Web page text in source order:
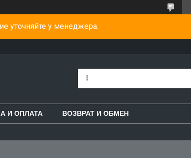
уточняйте у менеджера.
И ОПЛАТА ВОЗВРАТ И ОБМЕН